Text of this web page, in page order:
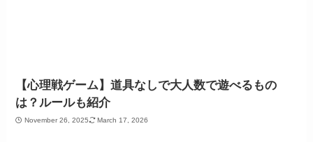
【心理戦ゲーム】道具なしで大人数で遊べるもの
は？ルールも紹介
November 26, 2025 March 17, 2026